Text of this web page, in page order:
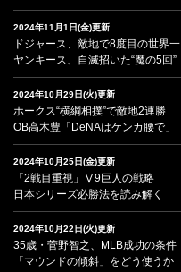
2024年11月1日(金)更新
ドジャース、敵地で8度目の世界一
ヤンキース、自滅招いた“魔の5回”
2024年10月29日(火)更新
ホークス“横綱相撲”で敵地2連勝
OB高木豊「DeNAはケンカ腰で」
2024年10月25日(金)更新
「2戦目重視」Ⅴ9巨人の戦略
日本シリーズ必勝法を読み解く
2024年10月22日(火)更新
35歳・菅野智之、MLB成功の条件
「マウンドの傾斜」をどう使うか